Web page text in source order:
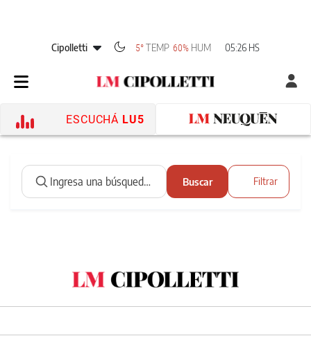
Cipolletti 5°TEMP 60% HUM 05:26 HS
ESCUCHÁ LU5
Buscar Filtrar